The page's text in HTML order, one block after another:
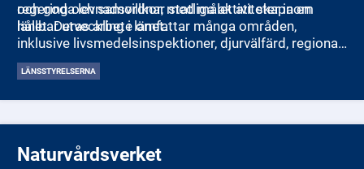
och goda levnadsvillkor, med målet att skapa en
hållbar utveckling i länet.
regering och samordnar statliga aktiviteter inom
länet. Deras arbete omfattar många områden,
inklusive livsmedelsinspektioner, djurvälfärd, regional
tillväxt, infrastrukturplanering, hållbar
samhällsplanering, energi och klimat, kulturmiljö,
LÄNSSTYRELSERNA
Naturvårdsverket